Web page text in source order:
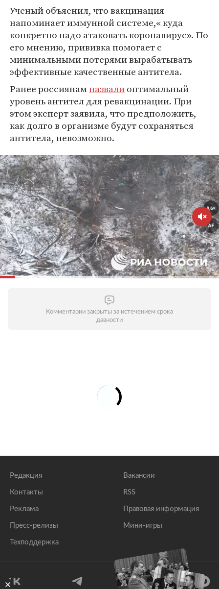
Ученый объяснил, что вакцинация
напоминает иммунной системе,« куда
конкретно надо атаковать коронавирус». По
его мнению, прививка помогает с
минимальными потерями вырабатывать
эффективные качественные антитела.
Ранее россиянамназвалиоптимальный
уровень антител для ревакцинации. При
этом эксперт заявила, что предположить,
как долго в организме будут сохраняться
антитела, невозможно.
Комментарии закрыты за истечением срока
давности
Редакция
Контакты
Реклама
Пресс-релизы
Техподдержка
Вакансии
RSS
Правовая информация
Мини-игры